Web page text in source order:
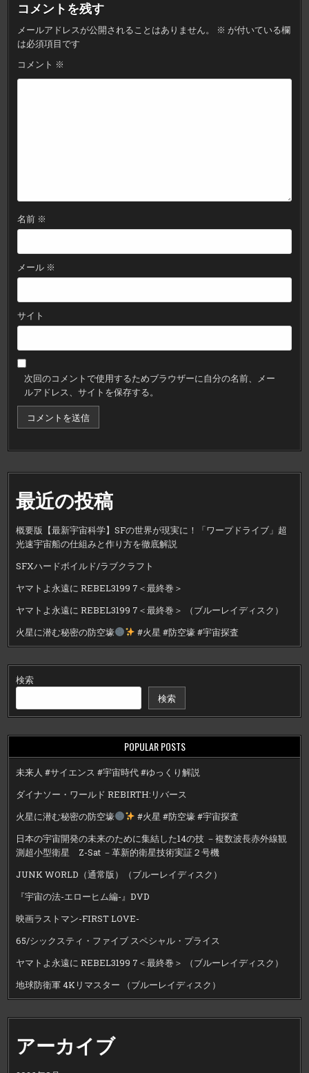
ゲ
ー
シ
ョ
コメントを残す
メールアドレスが公開されることはありません。 ※ が付いている欄
は必須項目です
コメント ※
名前 ※
メール ※
サイト
次回のコメントで使用するためブラウザーに自分の名前、メー
ルアドレス、サイトを保存する。
最近の投稿
概要版【最新宇宙科学】SFの世界が現実に！「ワープドライブ」超
光速宇宙船の仕組みと作り方を徹底解説
SFXハードボイルド/ラブクラフト
ヤマトよ永遠に REBEL3199 7＜最終巻＞
ヤマトよ永遠に REBEL3199 7＜最終巻＞ （ブルーレイディスク）
火星に潜む秘密の防空壕
#火星 #防空壕 #宇宙探査
検索
検索
POPULAR POSTS
未来人 #サイエンス #宇宙時代 #ゆっくり解説
ダイナソー・ワールド REBIRTH:リバース
火星に潜む秘密の防空壕
#火星 #防空壕 #宇宙探査
日本の宇宙開発の未来のために集結した14の技 －複数波長赤外線観
測超小型衛星 Z-Sat －革新的衛星技術実証２号機
JUNK WORLD（通常版）（ブルーレイディスク）
『宇宙の法-エローヒム編-』DVD
映画ラストマン-FIRST LOVE-
65/シックスティ・ファイブ スペシャル・プライス
ヤマトよ永遠に REBEL3199 7＜最終巻＞ （ブルーレイディスク）
地球防衛軍 4Kリマスター （ブルーレイディスク）
アーカイブ